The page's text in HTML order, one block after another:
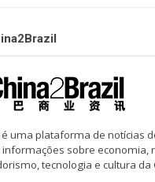
uma plataforma de notícias
sobre economia,
tecnologia e cultura da